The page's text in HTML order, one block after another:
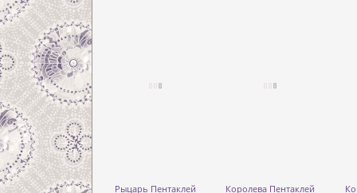
Рыцарь Пентаклей Королева Пентаклей